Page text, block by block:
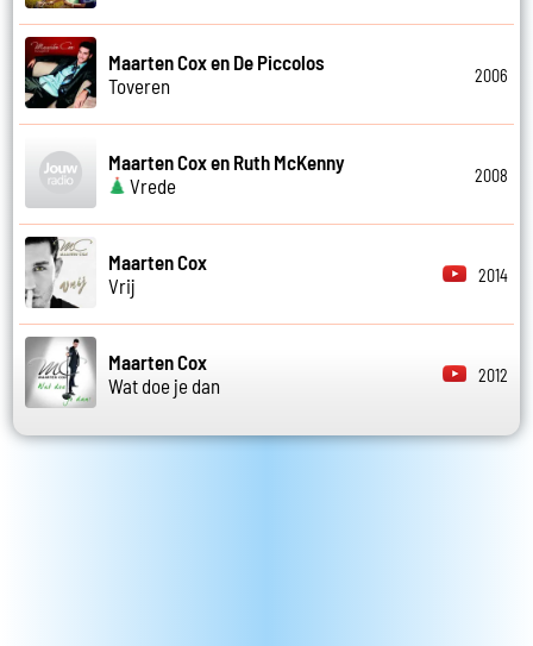
Maarten Cox en De Piccolos
Toveren
2006
Maarten Cox en Ruth McKenny
Vrede
2008
Maarten Cox
Vrij
2014
Maarten Cox
Wat doe je dan
2012